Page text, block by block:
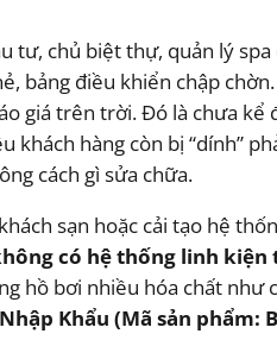
chủ biệt thự, quản lý
bảng điều khiển chập
giá trên trời. Đó là chưa
hàng còn bị “dính”
cách gì sửa chữa.
sạn hoặc cải tạo hệ
có hệ thống linh kiện
hồ bơi nhiều hóa chất như
Khẩu (Mã sản phẩm: